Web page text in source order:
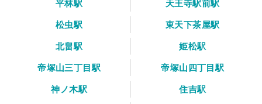
平林駅
天王寺駅前駅
松虫駅
東天下茶屋駅
北畠駅
姫松駅
帝塚山三丁目駅
帝塚山四丁目駅
神ノ木駅
住吉駅